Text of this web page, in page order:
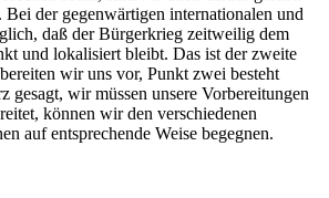
Bei der gegenwärtigen internationalen und
daß der Bürgerkrieg zeitweilig dem
und lokalisiert bleibt. Das ist der zweite
wir uns vor, Punkt zwei besteht
gesagt, wir müssen unsere Vorbereitungen
können wir den verschiedenen
auf entsprechende Weise begegnen.